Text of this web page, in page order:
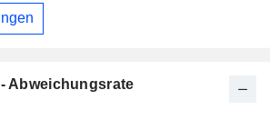
Abweichungsrate